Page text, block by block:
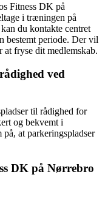
Fitness DK på
i træningen på
du kontakte centret
bestemt periode. Der vil
fryse dit medlemskab.
ved
til rådighed for
og bekvemt i
at parkeringspladser
DK på Nørrebro